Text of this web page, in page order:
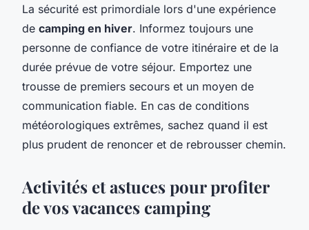
La sécurité est primordiale lors d'une expérience
de camping en hiver. Informez toujours une
personne de confiance de votre itinéraire et de la
durée prévue de votre séjour. Emportez une
trousse de premiers secours et un moyen de
communication fiable. En cas de conditions
météorologiques extrêmes, sachez quand il est
plus prudent de renoncer et de rebrousser chemin.
Activités et astuces pour profiter
de vos vacances camping